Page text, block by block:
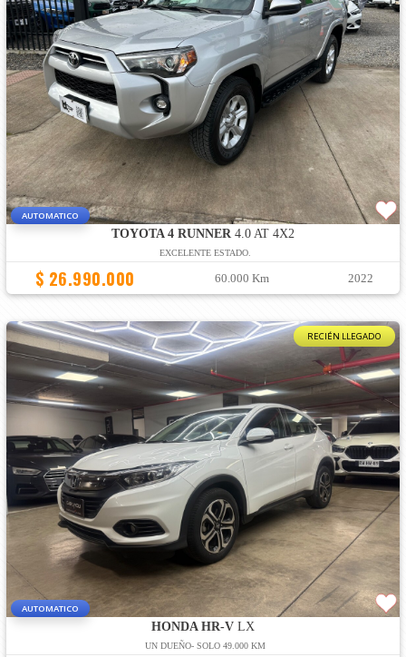
AUTOMATICO
TOYOTA 4 RUNNER 4.0 AT 4X2
EXCELENTE ESTADO.
$ 26.990.000 60.000 Km 2022
RECIÉN LLEGADO
AUTOMATICO
HONDA HR-VLX
UN DUEÑO- SOLO 49.000 KM